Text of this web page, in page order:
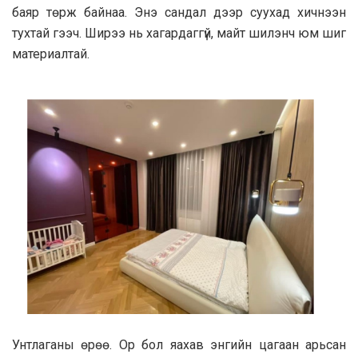
баяр төрж байнаа. Энэ сандал дээр суухад хичнээн
тухтай гээч. Ширээ нь хагардаггүй, майт шилэнч юм шиг
материалтай.
Унтлаганы өрөө. Ор бол яахав энгийн цагаан арьсан